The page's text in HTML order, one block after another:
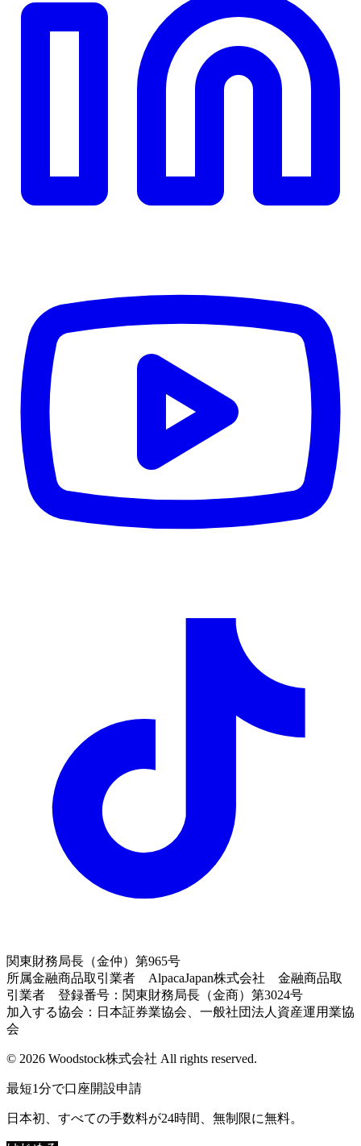
関東財務局長（金仲）第965号
所属金融商品取引業者 AlpacaJapan株式会社 金融商品取
引業者 登録番号：関東財務局長（金商）第3024号
加入する協会：日本証券業協会、一般社団法人資産運用業協
会
© 2026 Woodstock株式会社 All rights reserved.
最短1分で口座開設申請
日本初、すべての手数料が24時間、無制限に無料。